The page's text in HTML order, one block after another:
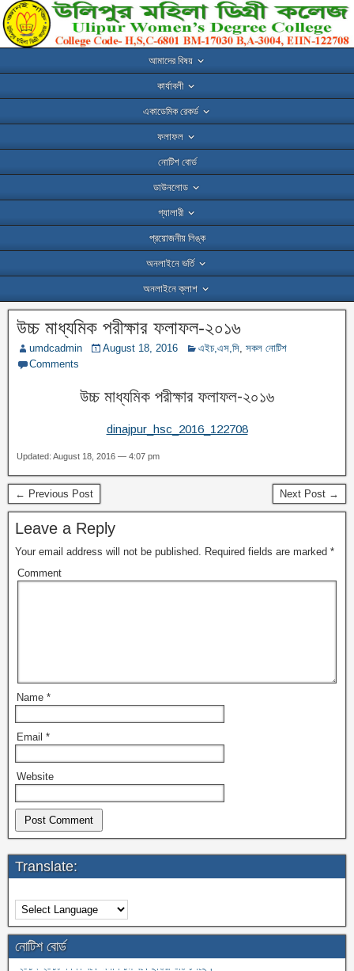
আমাদের বিষয়
কার্যাবলী
একাডেমিক রেকর্ড
ফলাফল
নোটিশ বোর্ড
ডাউনলোড
গ্যালারী
প্রয়োজনীয় লিঙ্ক
অনলাইনে ভর্তি
অনলাইনে ক্লাশ
উচ্চ মাধ্যমিক পরীক্ষার ফলাফল-২০১৬
umdcadmin August 18, 2016 এইচ,এস,সি সকল নোটিশ
Comments
উচ্চ মাধ্যমিক পরীক্ষার ফলাফল-২০১৬
dinajpur_hsc_2016_122708
Updated: August 18, 2016 — 4:07 pm
← Previous Post Next Post →
Leave a Reply
Your email address will not be published. Required fields are marked *
Comment
Name *
Email *
Website
Translate:
নোটিশ বোর্ড
২০১৭-২০১৮ শিক্ষা বর্ষে অনার্স ১ম বর্ষে ছাত্রী ভর্তি চলছে।